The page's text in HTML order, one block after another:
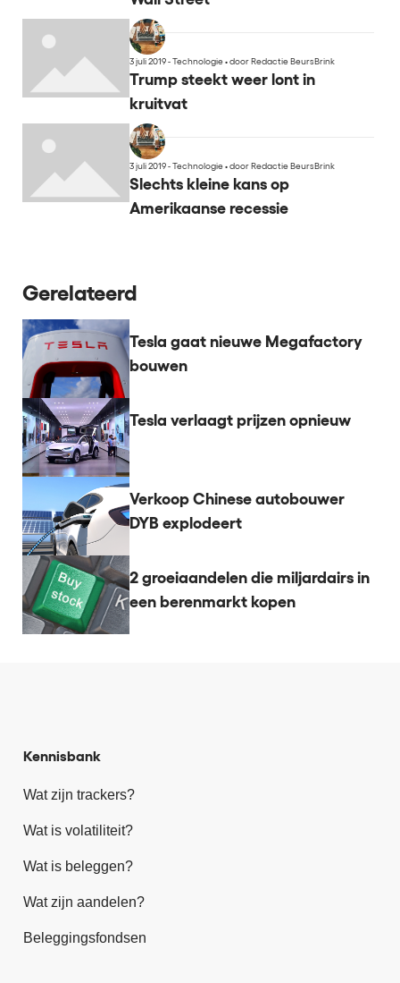
3 juli 2019 - Technologie•door Redactie BeursBrink
Trump steekt weer lont in
kruitvat
3 juli 2019 - Technologie•door Redactie BeursBrink
Slechts kleine kans op
Amerikaanse recessie
Gerelateerd
Tesla gaat nieuwe Megafactory
bouwen
Tesla verlaagt prijzen opnieuw
Verkoop Chinese autobouwer
DYB explodeert
2 groeiaandelen die miljardairs in
een berenmarkt kopen
Kennisbank
Wat zijn trackers?
Wat is volatiliteit?
Wat is beleggen?
Wat zijn aandelen?
Beleggingsfondsen